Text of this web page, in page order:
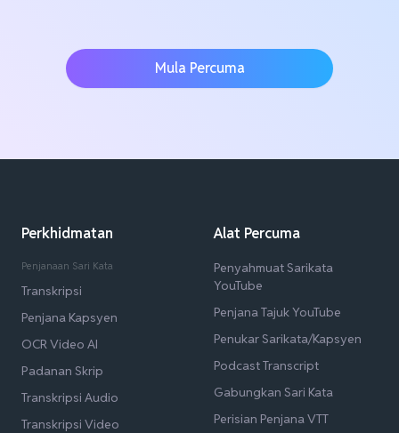
Mula Percuma
Perkhidmatan
Penjanaan Sari Kata
Transkripsi
Penjana Kapsyen
OCR Video AI
Padanan Skrip
Transkripsi Audio
Transkripsi Video
Alat Percuma
Penyahmuat Sarikata
YouTube
Penjana Tajuk YouTube
Penukar Sarikata/Kapsyen
Podcast Transcript
Gabungkan Sari Kata
Perisian Penjana VTT